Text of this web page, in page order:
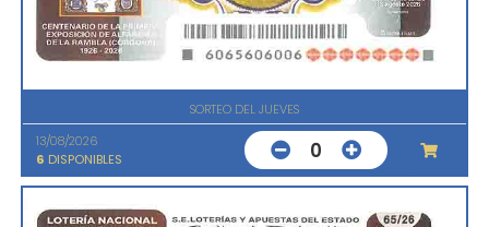
SORTEO DEL JUEVES
13/08/2026
6 DISPONIBLES 0